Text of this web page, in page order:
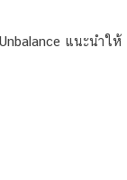
แนะนำให้